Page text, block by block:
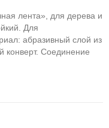
лента», для дерева и
Для
абразивный слой из
конверт. Соединение